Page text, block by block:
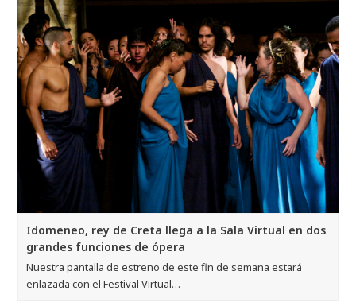
Idomeneo, rey de Creta llega a la Sala Virtual en dos
grandes funciones de ópera
Nuestra pantalla de estreno de este fin de semana estará
enlazada con el Festival Virtual…